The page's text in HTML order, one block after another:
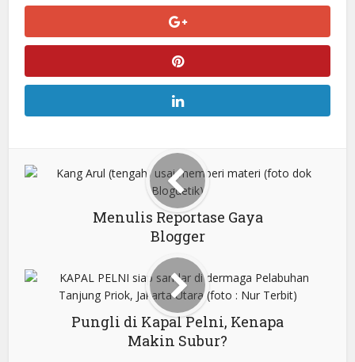
Menulis Reportase Gaya
Blogger
Pungli di Kapal Pelni, Kenapa
Makin Subur?